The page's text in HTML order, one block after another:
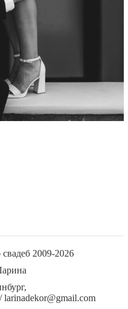
2009-2026
larinadekor@gmail.com